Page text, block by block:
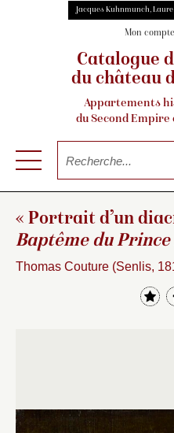
Jacques Kuhnmunch,
Mon compte
Catalogue
du château
Appartements
du Second
« Portrait d’un
Baptême du
Thomas Couture (Senlis,